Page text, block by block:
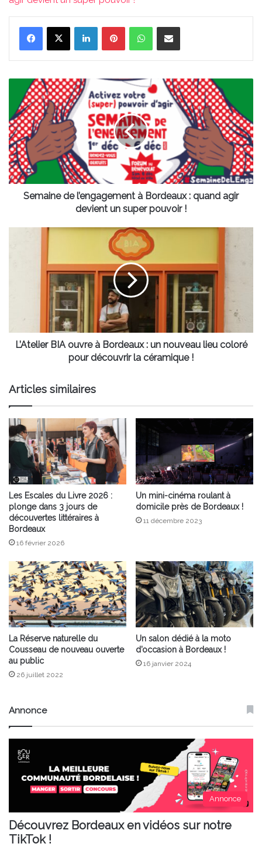
LinkedinPinterestWhatsAppPartager par email
Semaine
l’engagement
à
Bordeaux
:
quand
agir
devient
Semaine de l’engagement à Bordeaux : quand agir
devient un super pouvoir !
nouveau
lieu
coloré
céramique
!
L’Atelier BIA ouvre à Bordeaux : un nouveau lieu coloré
pour découvrir la céramique !
Articles similaires
Les Escales du Livre 2026 :
plonge dans 3 jours de
découvertes littéraires à
Bordeaux
16 février 2026
Un mini-cinéma roulant à
domicile près de Bordeaux !
11 décembre 2023
La Réserve naturelle du
Cousseau de nouveau ouverte
au public
26 juillet 2022
Un salon dédié à la moto
d’occasion à Bordeaux !
16 janvier 2024
Annonce
Annonce
Découvrez Bordeaux en vidéos sur notre
TikTok !